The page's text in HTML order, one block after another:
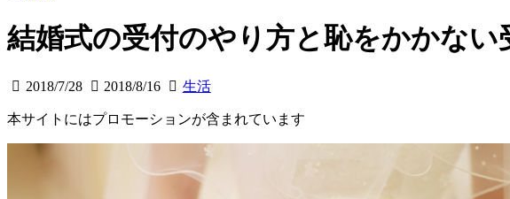
結婚式の受付のやり方と恥をかかな
2018/7/28 2018/8/16 生活
本サイトにはプロモーションが含まれています